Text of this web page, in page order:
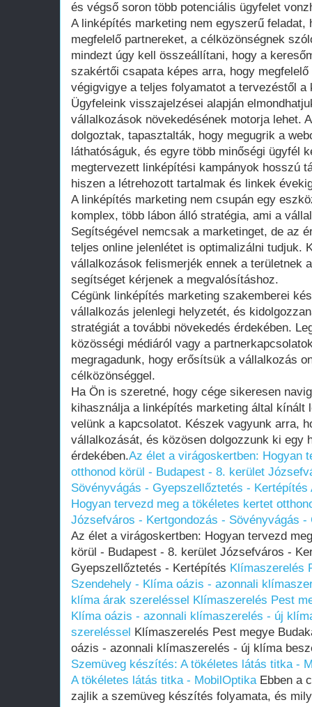
és végső soron több potenciális ügyfelet
A linképítés marketing nem egyszerű feladat,
megfelelő partnereket, a célközönségnek
mindezt úgy kell összeállítani, hogy a
szakértői csapata képes arra, hogy
végigvigye a teljes folyamatot a tervezéstől a
Ügyfeleink visszajelzései alapján
vállalkozások növekedésének motorja lehet.
dolgoztak, tapasztalták, hogy megugrik a
láthatóságuk, és egyre több minőségi ügyfél
megtervezett linképítési kampányok hosszú
hiszen a létrehozott tartalmak és linkek
A linképítés marketing nem csupán egy
komplex, több lábon álló stratégia, ami a
Segítségével nemcsak a marketinget, de az
teljes online jelenlétet is optimalizálni tudjuk.
vállalkozások felismerjék ennek a területnek
segítséget kérjenek a megvalósításhoz.
Cégünk linképítés marketing szakemberei
vállalkozás jelenlegi helyzetét, és
stratégiát a további növekedés érdekében.
közösségi médiáról vagy a
megragadunk, hogy erősítsük a vállalkozás
célközönséggel.
Ha Ön is szeretné, hogy cége sikeresen
kihasználja a linképítés marketing által kínált
velünk a kapcsolatot. Készek vagyunk arra,
vállalkozását, és közösen dolgozzunk ki egy
érdekében.Az élet a virágoskertben: Hogyan
otthonod körül - Budapest - 8. kerület
Sövényvágás - Gyepszellőztetés - Kertépítés
Hogyan tervezd meg a tökéletes kertet
Józsefváros - Kertgondozás - Sövényvágás
Az élet a virágoskertben: Hogyan tervezd
körül - Budapest - 8. kerület Józsefváros -
Gyepszellőztetés - Kertépítés Klímaszerelés
Szendehely - Klíma oázis - azonnali
klíma árak szereléssel Klímaszerelés Pest
Klíma oázis - azonnali klímaszerelés - új
szereléssel Klímaszerelés Pest megye
oázis - azonnali klímaszerelés - új klíma
Szemüveg készítés: A tökéletes látás titka -
A tökéletes látás titka - MobilOptikaEbben a
zajlik a szemüveg készítés folyamata, és